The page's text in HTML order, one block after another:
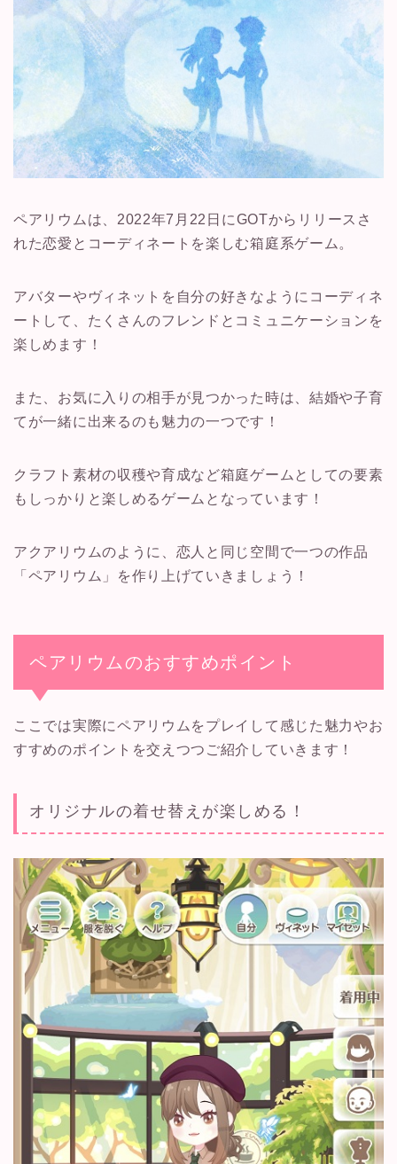
ペアリウムは、2022年7月22日にGOTからリリースさ
れた恋愛とコーディネートを楽しむ箱庭系ゲーム。
アバターやヴィネットを自分の好きなようにコーディネ
ートして、たくさんのフレンドとコミュニケーションを
楽しめます！
また、お気に入りの相手が見つかった時は、結婚や子育
てが一緒に出来るのも魅力の一つです！
クラフト素材の収穫や育成など箱庭ゲームとしての要素
もしっかりと楽しめるゲームとなっています！
アクアリウムのように、恋人と同じ空間で一つの作品
「ペアリウム」を作り上げていきましょう！
ペアリウムのおすすめポイント
ここでは実際にペアリウムをプレイして感じた魅力やお
すすめのポイントを交えつつご紹介していきます！
オリジナルの着せ替えが楽しめる！